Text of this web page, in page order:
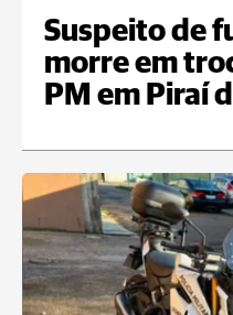
Suspeito de
morre em
PM em Piraí